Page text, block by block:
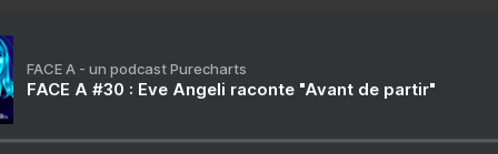
FACE A - un podcast Purecharts
FACE A #30 : Eve Angeli raconte "Avant de partir"